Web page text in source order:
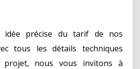
idée précise du tarif de nos
tous les détails techniques
nous vous invitons à